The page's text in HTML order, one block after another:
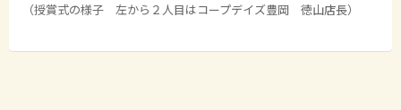
（授賞式の様子 左から２人目はコープデイズ豊岡 徳山店長）